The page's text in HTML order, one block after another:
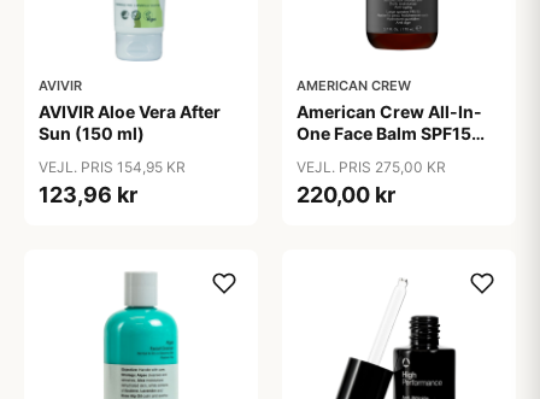
AVIVIR
AVIVIR Aloe Vera After
Sun (150 ml)
VEJL. PRIS 154,95 KR
123,96 kr
AMERICAN CREW
American Crew All-In-
One Face Balm SPF15
VEJL. PRIS 275,00 KR
220,00 kr